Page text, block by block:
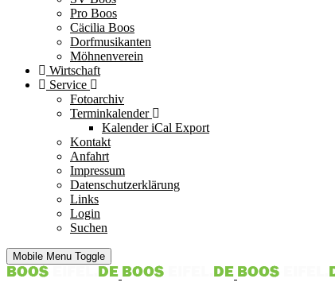
Pro Boos
Cäcilia Boos
Dorfmusikanten
Möhnenverein
Wirtschaft
Service
Fotoarchiv
Terminkalender
Kalender iCal Export
Kontakt
Anfahrt
Impressum
Datenschutzerklärung
Links
Login
Suchen
Mobile Menu Toggle